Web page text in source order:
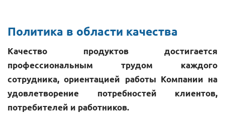
Политика в области качества
Качество продуктов достигается
профессиональным трудом каждого
сотрудника, ориентацией работы Компании на
удовлетворение потребностей клиентов,
потребителей и работников.